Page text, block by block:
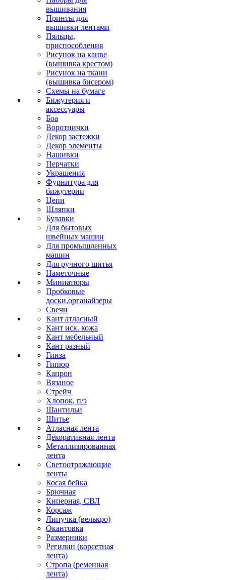
вышивания
Принты для
вышивки лентами
Пяльцы,
приспособления
Рисунок на канве
(вышивка крестом)
Рисунок на ткани
(вышивка бисером)
Схемы на бумаге
Бижутерия и
аксессуары
Боа
Воротнички
Декор застежки
Декор элементы
Нашивки
Перчатки
Украшения
Фурнитура для
бижутерии
Цепи
Шляпки
Булавки
Для бытовых
швейных машин
Для промышленных
машин
Для ручного шитья
Наметочные
Миниатюры
Пробковые
доски,органайзеры
Свечи
Кант атласный
Кант иск. кожа
Кант мебельный
Кант разный
Гинза
Гипюр
Капрон
Вязаное
Стрейч
Хлопок, п/э
Шантильи
Шитье
Атласная лента
Декоративная лента
Металлизированная
лента
Светоотражающие
ленты
Косая бейка
Брючная
Киперная, СВЛ
Корсаж
Липучка (велькро)
Окантовка
Размерники
Регилин (корсетная
лента)
Стропа (ременная
лента)